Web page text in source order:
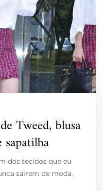
Tweed, blusa
dos tecidos que eu
sairem de moda,